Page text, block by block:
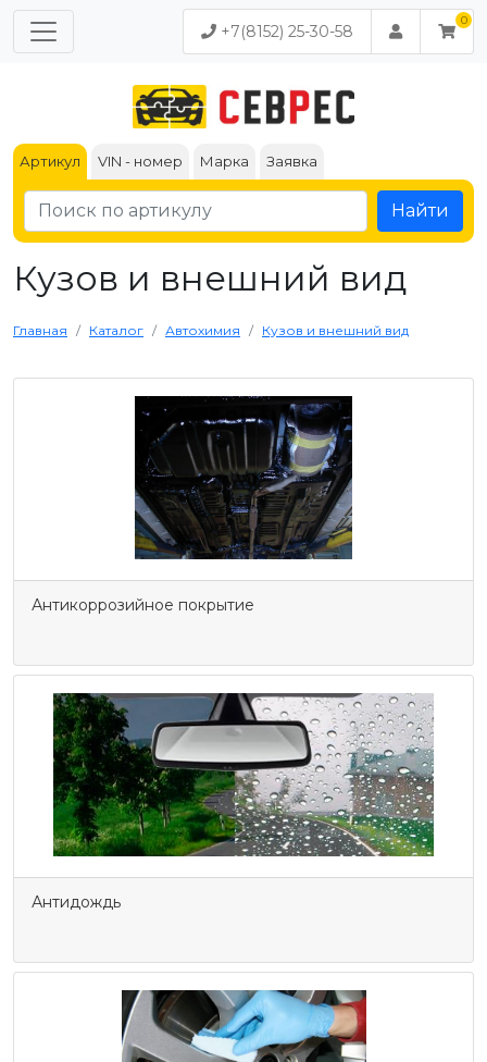
+7(8152) 25-30-58
Артикул VIN - номер Марка Заявка
Найти
Кузов и внешний вид
Главная Каталог Автохимия Кузов и внешний вид
Антикоррозийное покрытие
Антидождь